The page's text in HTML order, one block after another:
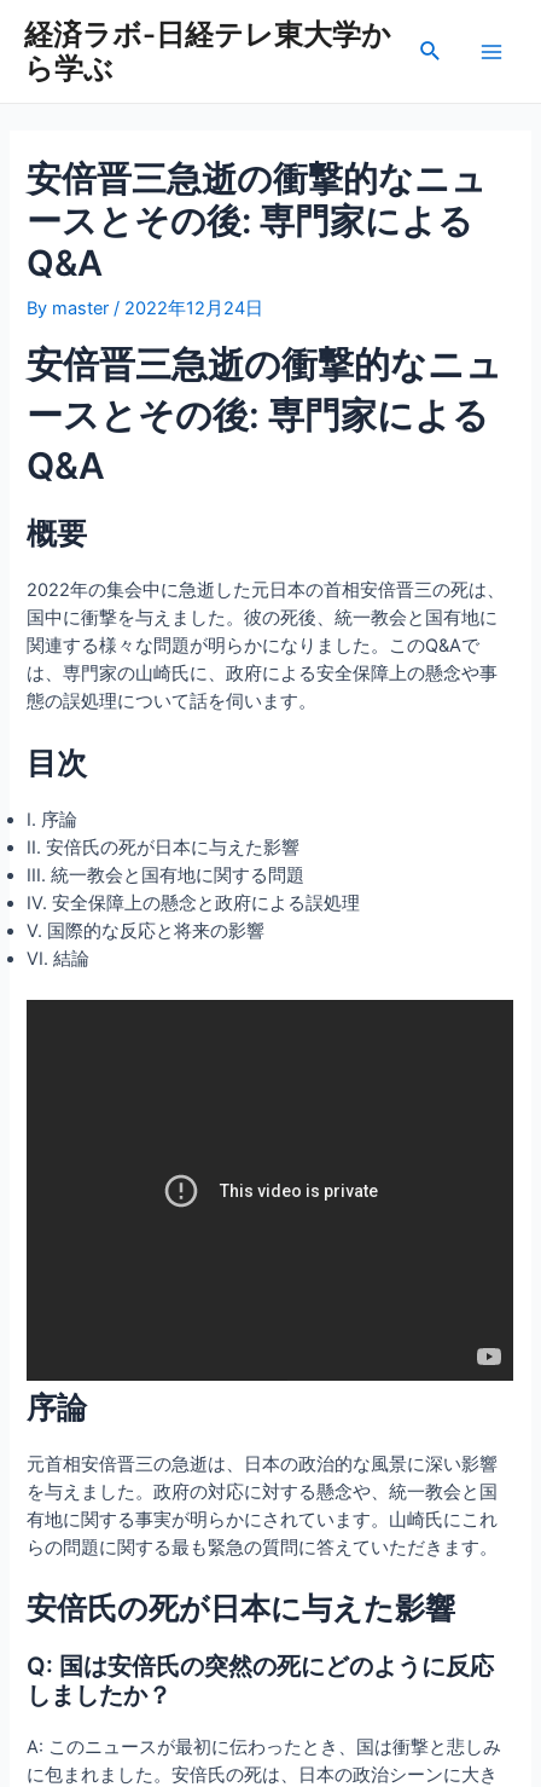
経済ラボ-日経テレ東大学か
ら学ぶ
検
安倍晋三急逝の衝撃的なニュ
ースとその後: 専門家による
Q&A
By master / 2022年12月24日
安倍晋三急逝の衝撃的なニュ
ースとその後: 専門家による
Q&A
概要
2022年の集会中に急逝した元日本の首相安倍晋三の死は、
国中に衝撃を与えました。彼の死後、統一教会と国有地に
関連する様々な問題が明らかになりました。このQ&Aで
は、専門家の山崎氏に、政府による安全保障上の懸念や事
態の誤処理について話を伺います。
目次
I. 序論
II. 安倍氏の死が日本に与えた影響
III. 統一教会と国有地に関する問題
IV. 安全保障上の懸念と政府による誤処理
V. 国際的な反応と将来の影響
VI. 結論
序論
元首相安倍晋三の急逝は、日本の政治的な風景に深い影響
を与えました。政府の対応に対する懸念や、統一教会と国
有地に関する事実が明らかにされています。山崎氏にこれ
らの問題に関する最も緊急の質問に答えていただきます。
安倍氏の死が日本に与えた影響
Q: 国は安倍氏の突然の死にどのように反応
しましたか？
A: このニュースが最初に伝わったとき、国は衝撃と悲しみ
に包まれました。安倍氏の死は、日本の政治シーンに大き